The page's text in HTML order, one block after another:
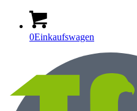
0Einkaufswagen